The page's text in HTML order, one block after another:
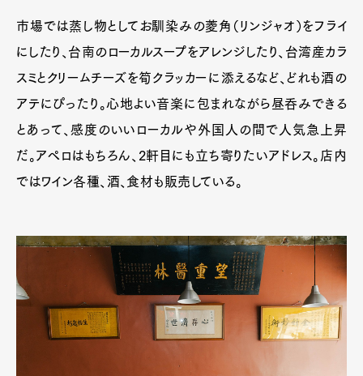
市場では蒸し物としてお馴染みの菱角（リンジャオ）をフライ
にしたり、台南のローカルスープをアレンジしたり、台湾産カラ
スミとクリームチーズを筍クラッカーに添えるなど、どれも酒の
アテにぴったり。心地よい音楽に包まれながら昼呑みできる
とあって、感度のいいローカルや外国人の間で人気急上昇
だ。アペロはもちろん、2軒目にも立ち寄りたいアドレス。店内
ではワイン各種、酒、食材も販売している。